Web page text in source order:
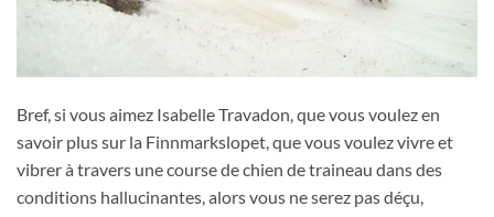
Bref, si vous aimez Isabelle Travadon, que vous voulez en
savoir plus sur la Finnmarkslopet, que vous voulez vivre et
vibrer à travers une course de chien de traineau dans des
conditions hallucinantes, alors vous ne serez pas déçu,